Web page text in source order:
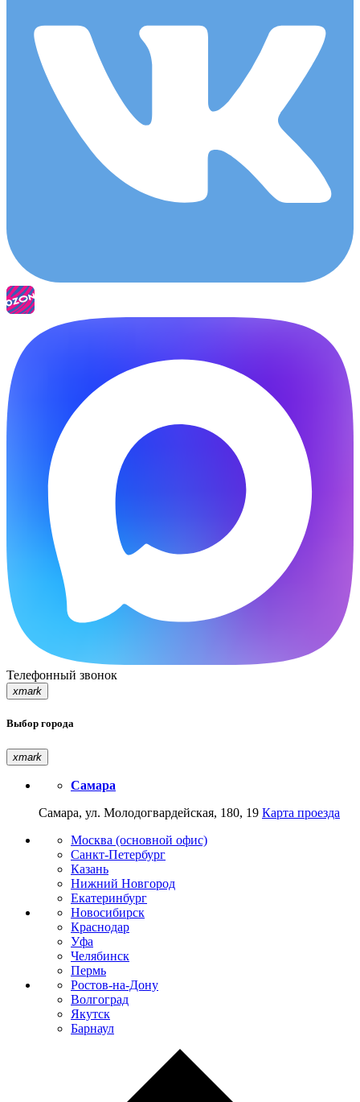
Телефонный звонок
xmark
Выбор города
xmark
Самара
Самара, ул. Молодогвардейская, 180, 19 Карта проезда
Москва (основной офис)
Санкт-Петербург
Казань
Нижний Новгород
Екатеринбург
Новосибирск
Краснодар
Уфа
Челябинск
Пермь
Ростов-на-Дону
Волгоград
Якутск
Барнаул